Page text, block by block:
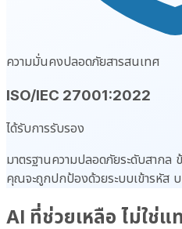
ความมั่นคงปลอดภัยสารสนเทศ
ISO/IEC 27001:2022
ได้รับการรับรอง
มาตรฐานความปลอดภัยระดับสากล
คุณจะถูกปกป้องด้วยระบบเข้ารหัส
AI ที่ช่วยเหลือ ไม่ใช่แ